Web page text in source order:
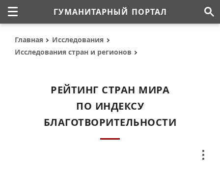
ГУМАНИТАРНЫЙ ПОРТАЛ
Главная
Исследования
Исследования стран и регионов
РЕЙТИНГ СТРАН МИРА
ПО ИНДЕКСУ
БЛАГОТВОРИТЕЛЬНОСТИ